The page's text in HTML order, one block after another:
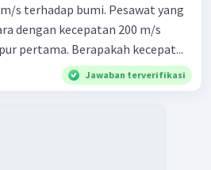
s terhadap bumi. Pesawat yang
dengan kecepatan 200 m/s
pertama. Berapakah kecepat...
Jawaban terverifikasi